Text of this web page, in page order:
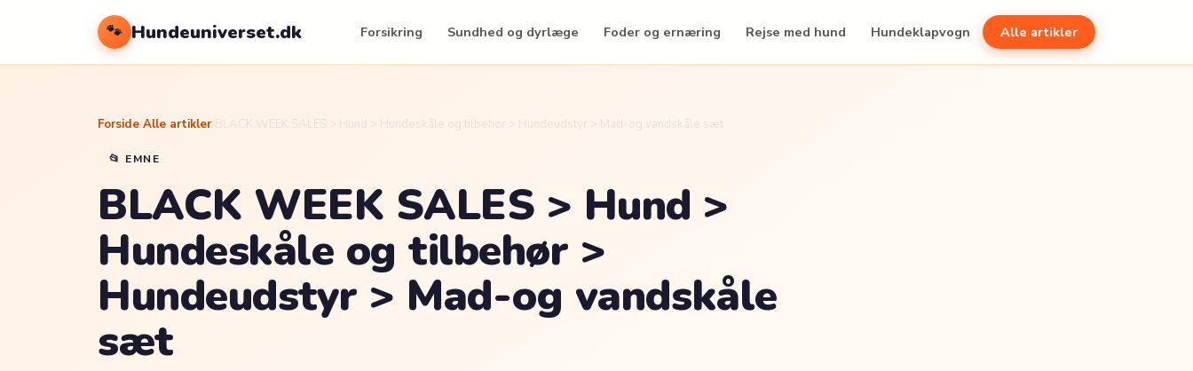
🐾 Hundeuniverset.dk Forsikring Sundhed og dyrlæge Foder og ernæring Rejse med hund Hundeklapvogn Alle artikler
Forside Alle artikler/
📂 EMNE
BLACK WEEK SALES > Hund >
Hundeskåle og tilbehør >
Hundeudstyr > Mad-og vandskåle
sæt